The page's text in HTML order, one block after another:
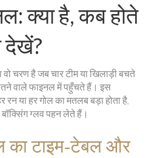
क्या है, कब होते
वो चरण है जब चार टीम या खिलाड़ी बचते
वाले फाइनल में पहुँचते हैं। इस
या हर गोल का मतलब बड़ा होता है,
ग्लव पहन लेते हैं।
का टाइम‑टेबल और